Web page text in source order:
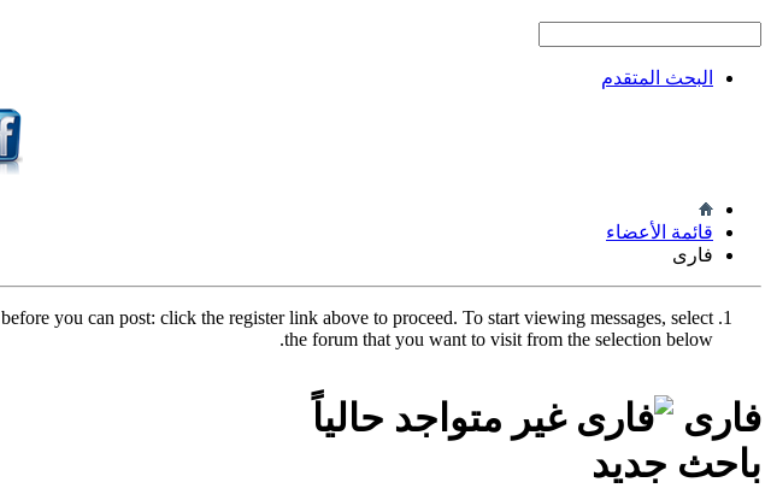
البحث المتقدم
قائمة الأعضاء
فارى
before you can post: click the register link above to proceed. To start viewing messages, select
the forum that you want to visit from the selection below.
فارى
باحث جديد